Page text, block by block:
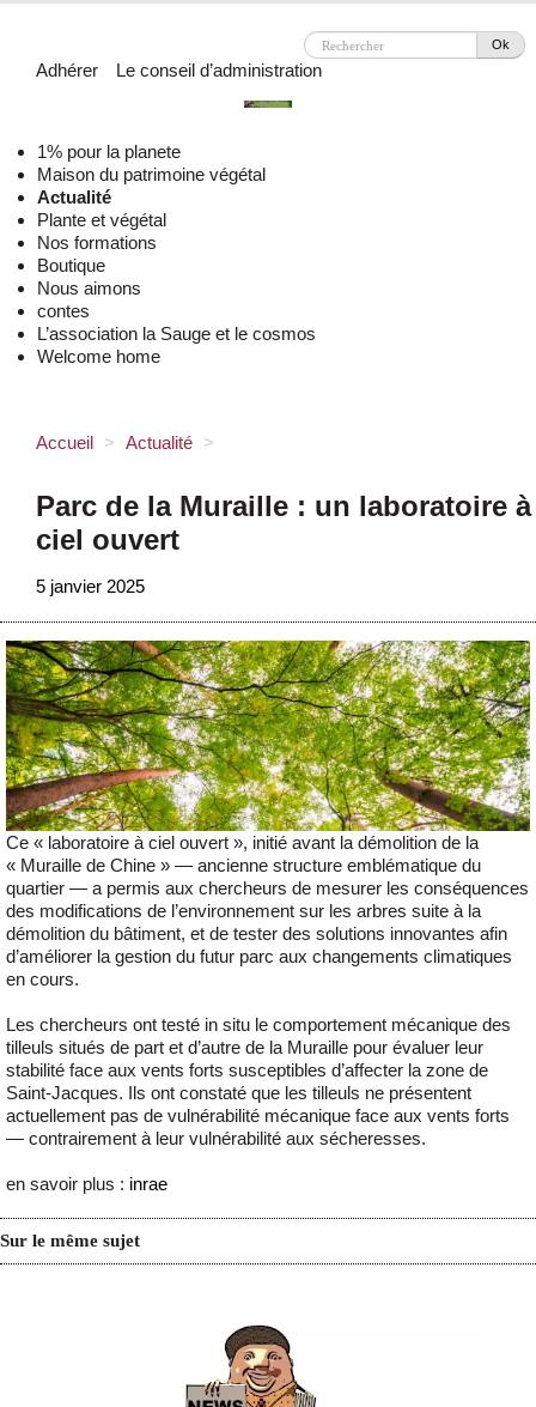
Ok
Adhérer Le conseil d’administration
1% pour la planete
Maison du patrimoine végétal
Actualité
Plante et végétal
Nos formations
Boutique
Nous aimons
contes
L’association la Sauge et le cosmos
Welcome home
Accueil > Actualité >
Parc de la Muraille : un laboratoire à
ciel ouvert
5 janvier 2025
Ce « laboratoire à ciel ouvert », initié avant la démolition de la
« Muraille de Chine » — ancienne structure emblématique du
quartier — a permis aux chercheurs de mesurer les conséquences
des modifications de l’environnement sur les arbres suite à la
démolition du bâtiment, et de tester des solutions innovantes afin
d’améliorer la gestion du futur parc aux changements climatiques
en cours.
Les chercheurs ont testé in situ le comportement mécanique des
tilleuls situés de part et d’autre de la Muraille pour évaluer leur
stabilité face aux vents forts susceptibles d’affecter la zone de
Saint-Jacques. Ils ont constaté que les tilleuls ne présentent
actuellement pas de vulnérabilité mécanique face aux vents forts
— contrairement à leur vulnérabilité aux sécheresses.
en savoir plus : inrae
Sur le même sujet